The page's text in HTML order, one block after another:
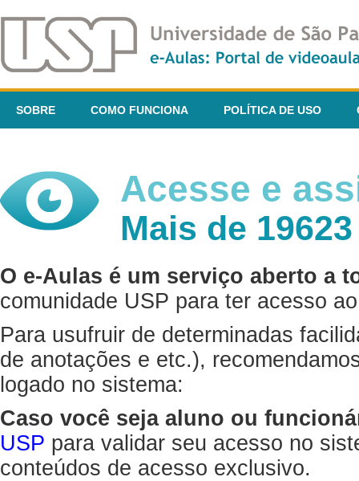
SOBRE COMO FUNCIONA POLÍTICA DE USO
Acesse e
Mais de
O e-Aulas é um serviço aberto a
comunidade USP para ter acesso
Para usufruir de determinadas
de anotações e etc.),
logado no sistema:
Caso você seja aluno ou
USP para validar seu acesso no
conteúdos de acesso exclusivo.